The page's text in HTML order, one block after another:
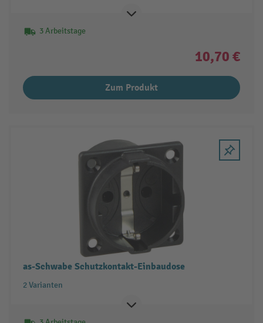
3 Arbeitstage
10,70 €
Zum Produkt
as-Schwabe Schutzkontakt-Einbaudose
2 Varianten